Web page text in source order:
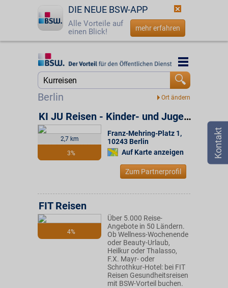
DIE NEUE BSW-APP
Alle Vorteile auf
einen Blick!
mehr erfahren
Startseite
☎ 0800 - 279 25 82
Berlin
Startseite
2,7 km
3%
KI JU Reisen - Kinder- und Jugendreisen
Franz-Mehring-Platz 1,
10243 Berlin
Auf Karte anzeigen
Zum Partnerprofil
4%
FIT Reisen
Über 5.000 Reise-
Angebote in 50 Ländern.
Ob Wellness-Wochenende
oder Beauty-Urlaub,
Heilkur oder Thalasso,
F.X. Mayr- oder
Schrothkur-Hotel: bei FIT
Reisen Gesundheitsreisen
mit BSW-Vorteil buchen.